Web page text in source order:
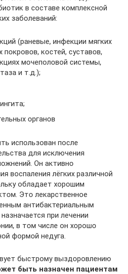
в составе комплексной
заболеваний:
(раневые, инфекции мягких
покровов, костей, суставов,
мочеполовой системы,
и т.д.);
органов
использован после
для исключения
Он активно
воспаления лёгких различной
обладает хорошим
Это лекарственное
антибактериальным
при лечении
в том числе он хорошо
формой недуга.
быстрому выздоровлению
быть назначен пациентам